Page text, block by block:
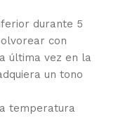
durante 5
con
última vez en la
un tono
temperatura